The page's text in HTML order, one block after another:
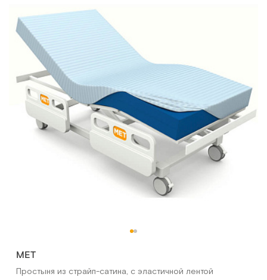
МЕТ
Простыня из страйп-сатина, с эластичной лентой